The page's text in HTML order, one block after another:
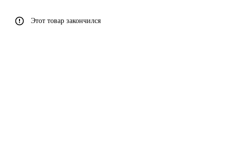
Этот товар закончился